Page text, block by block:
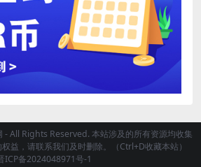
All Rights Reserved. 本站涉及的所有资源均收集
益，请联系我们及时删除。（Ctrl+D收藏本站）
ICP备2024048971号-1